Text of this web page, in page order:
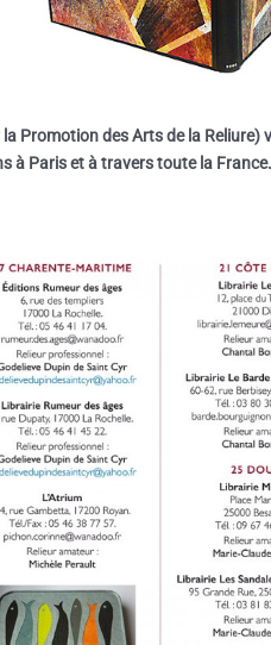
Promotion des Arts de la Reliure)
à Paris et à travers toute la France.